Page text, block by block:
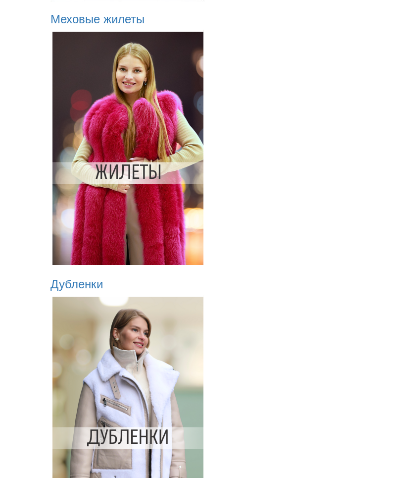
Меховые жилеты
Дубленки